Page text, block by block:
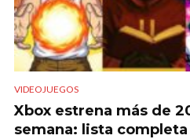
VIDEOJUEGOS
Xbox estrena más de
semana: lista